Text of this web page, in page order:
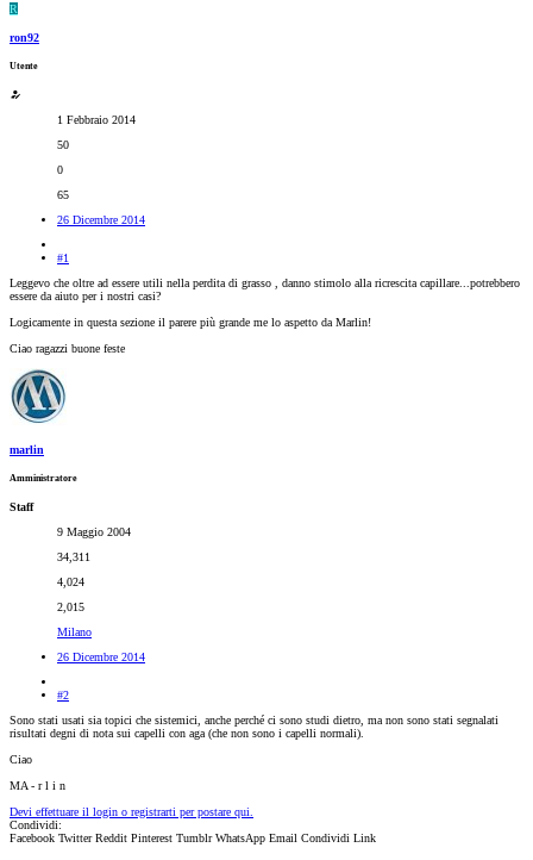
R
ron92
Utente
1 Febbraio 2014
50
0
65
26 Dicembre 2014
#1
Leggevo che oltre ad essere utili nella perdita di grasso , danno stimolo alla ricrescita capillare...potrebbero
essere da aiuto per i nostri casi?
Logicamente in questa sezione il parere più grande me lo aspetto da Marlin!
Ciao ragazzi buone feste
marlin
Amministratore
Staff
9 Maggio 2004
34,311
4,024
2,015
Milano
26 Dicembre 2014
#2
Sono stati usati sia topici che sistemici, anche perché ci sono studi dietro, ma non sono stati segnalati
risultati degni di nota sui capelli con aga (che non sono i capelli normali).
Ciao
MA - r l i n
Devi effettuare il login o registrarti per postare qui.
Condividi:
Facebook Twitter Reddit Pinterest Tumblr WhatsApp Email Condividi Link